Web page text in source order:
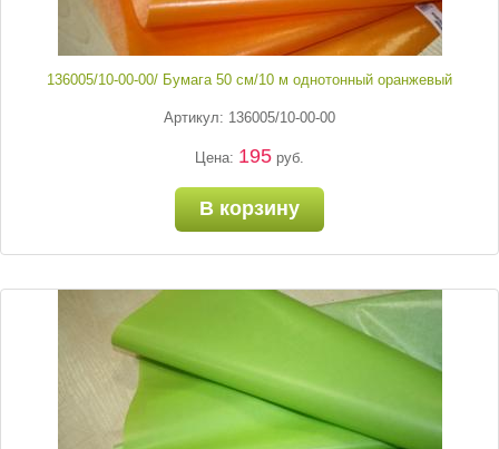
136005/10-00-00/ Бумага 50 см/10 м однотонный оранжевый
Артикул: 136005/10-00-00
Цена: 195 руб.
В корзину